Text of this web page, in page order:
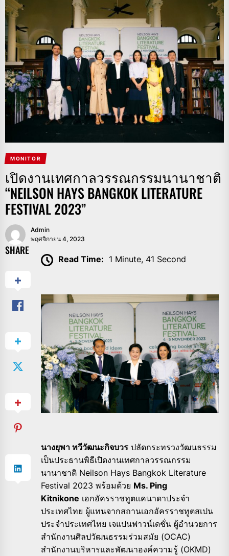
MONITOR
เปิดงานเทศกาลวรรณกรรมนานาชาติ
“NEILSON HAYS BANGKOK LITERATURE
FESTIVAL 2023”
Admin
พฤศจิกายน 4, 2023
SHARE
Read Time: 1 Minute, 41 Second
นางยุพา ทวีวัฒนะกิจบวร ปลัดกระทรวงวัฒนธรรม
เป็นประธานพิธีเปิดงานเทศกาลวรรณกรรม
นานาชาติ Neilson Hays Bangkok Literature
Festival 2023 พร้อมด้วย Ms. Ping
Kitnikone เอกอัครราชทูตแคนาดาประจำ
ประเทศไทย ผู้แทนจากสถานเอกอัครราชทูตสเปน
ประจำประเทศไทย เจแปนฟาวน์เดชั่น ผู้อำนวยการ
สำนักงานศิลปวัฒนธรรมร่วมสมัย (OCAC)
สำนักงานบริหารและพัฒนาองค์ความรู้ (OKMD)